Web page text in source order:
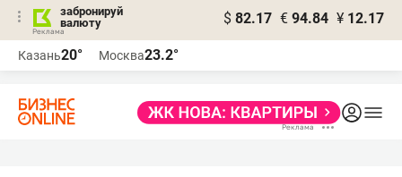
забронируй
валюту
$ 82.17 € 94.84 ¥ 12.17
Казань20° Москва23.2°